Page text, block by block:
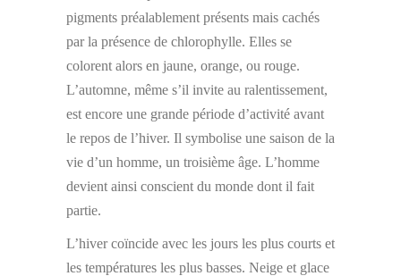
pigments préalablement présents mais cachés
par la présence de chlorophylle. Elles se
colorent alors en jaune, orange, ou rouge.
L’automne, même s’il invite au ralentissement,
est encore une grande période d’activité avant
le repos de l’hiver. Il symbolise une saison de la
vie d’un homme, un troisième âge. L’homme
devient ainsi conscient du monde dont il fait
partie.
L’hiver coïncide avec les jours les plus courts et
les températures les plus basses. Neige et glace